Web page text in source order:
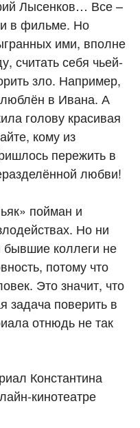
Лысенков… Все –
в фильме. Но
ими, вполне
считать себя чьей-
зло. Например,
в Ивана. А
голову красивая
кому из
пережить в
любви!
пойман и
Но ни
бывшие коллеги не
потому что
Это значит, что
задача поверить в
отнюдь не так
Константина
кинотеатре